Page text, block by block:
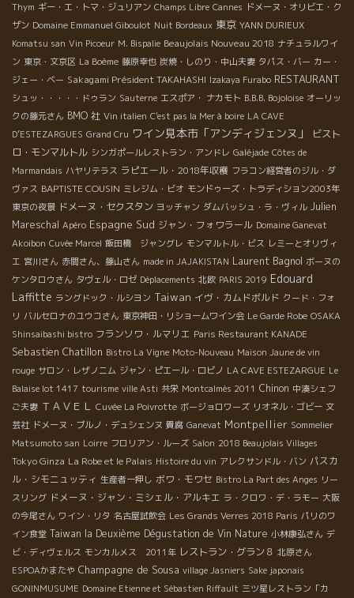
Thym ギー・エ・トマ・ジュリアン Champs Libre Cannes ドメーヌ・オリビエ・ク
ザン Domaine Emmanuel Giboulot Nuit Bordeaux 東京 YANN DURIEUX
Komatsu san Vin Picoeur M. Bispalie Beaujolais Nouveau 2018 ナチュラルワイ
ン 東京・文京区 La Boème 藤原幸也 炭焼・しのり・中山夫妻 タパス・バー カー・
ジェー・ベー Sakagami Président TAKAHASHI Izakaya Furabo RESTAURANT
シュッ・・・・・ドゥラン Sauterne エスポア・ ナカモト B.B.B. Bojoloise オーリッ
クの藤元さん BMO 社 Vin italien C'est pas la Mer à boire LA CAVE
D’ESTEZARGUES Grand Cru ワイン見本市「アンディジェンヌ」
ビスト
ロ・モンマルトル シンガポールレストラン・アンドレ Galéjade Côtes de
Marmandais ハヤリテラス ラピエール・2018年収穫 フラコン経営者のジル・ダ
ヴァス BAPTISTE COUSIN ミレジム・ビオ モンドゥーズ・トラディション2003年
東京の夜景 ドメーヌ・セクスタン ヨッチャン ダムバッシュ・ラ・ヴィル Julien
Mareschal Apéro Espagne Sud ジャン・フォワラール Domaine Ganevat
Akoibon Cuvée Marcel 飯田橋 ジャングレ モンマルトル・ビス レミーとオリヴィ
エ 宮川さん 赤間さん、藤山さん made in JAJAKISTAN Laurent Bagnol ボーヌの
ケンタロウさん タヴェル・ロゼ Déplacements 北欧 PARIS 2019 Edouard
Laffitte ラングドック・ルシヨン Taiwan イヴ・カムドボルド クード・フォ
リ バルセロナのユウコさん 東京神田・リショームワイン会 Le Garde Robe OSAKA
Shinsaibashi bistro フランソワ・ルマリエ Paris Restaurant KANADE
Sebastien Chatillon Bistro La Vigne Moto-Nouveau Maison Jaune de vin
rouge サロン・レザノニム ジャン・ピエール・ロビノ LA CAVE ESTEZARGUE Le
Balaise lot 1417 tourisme ville Asti 共栄 Montcalmès 2011 Chinon 中湊シェフ
ご夫妻 ＴＡＶＥＬ Cuvée La Poivrotte ボージョロワーズ リオネル・ゴビー 文
芸社 ドメーヌ・ブルノ・デュシェンヌ 貴腐 Ganevat Montpellier Sommelier
Matsumoto san Loirre フロリアン・ルーズ Salon 2018 Beaujolais Villages
Tokyo Ginza La Robe et le Palais Histoire du vin アレクサンドル・バン パスカ
ル・シモニュッティ 生産者一押し ボワ・モワセ Bistro La Part des Anges リー
スリング ドメーヌ・ジャン・ミシェル・アルキエ ラ・クロワ・デ・ラモー 大阪
の今尾さん ワイン・リタ 名古屋試飲会 Les Grands Verres 2018 Paris パリのワ
イン食堂 Taiwan la Deuxième Dégustation de Vin Nature 小林康弘さん デ
ビ・ディヴェルス モンカルメス 2011年 レストラン・グラン８ 北原さん
ESPOAかまたや Champagne de Sousa village Jasniers Sake japonais
GONINMUSUME Domaine Etienne et Sébastien Riffault 三ツ星レストラン「カ